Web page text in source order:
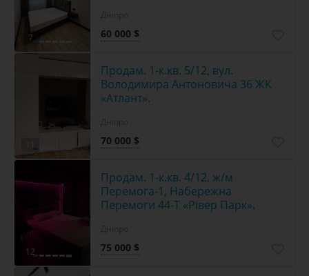
7 60 000 $
Продам. 1-к.кв. 5/12, вул.
Володимира Антоновича 36 ЖК
«Атлант».
70 000 $
12
Продам. 1-к.кв. 4/12, ж/м
Перемога-1, Набережна
Перемоги 44-Т «Рівер Парк».
75 000 $